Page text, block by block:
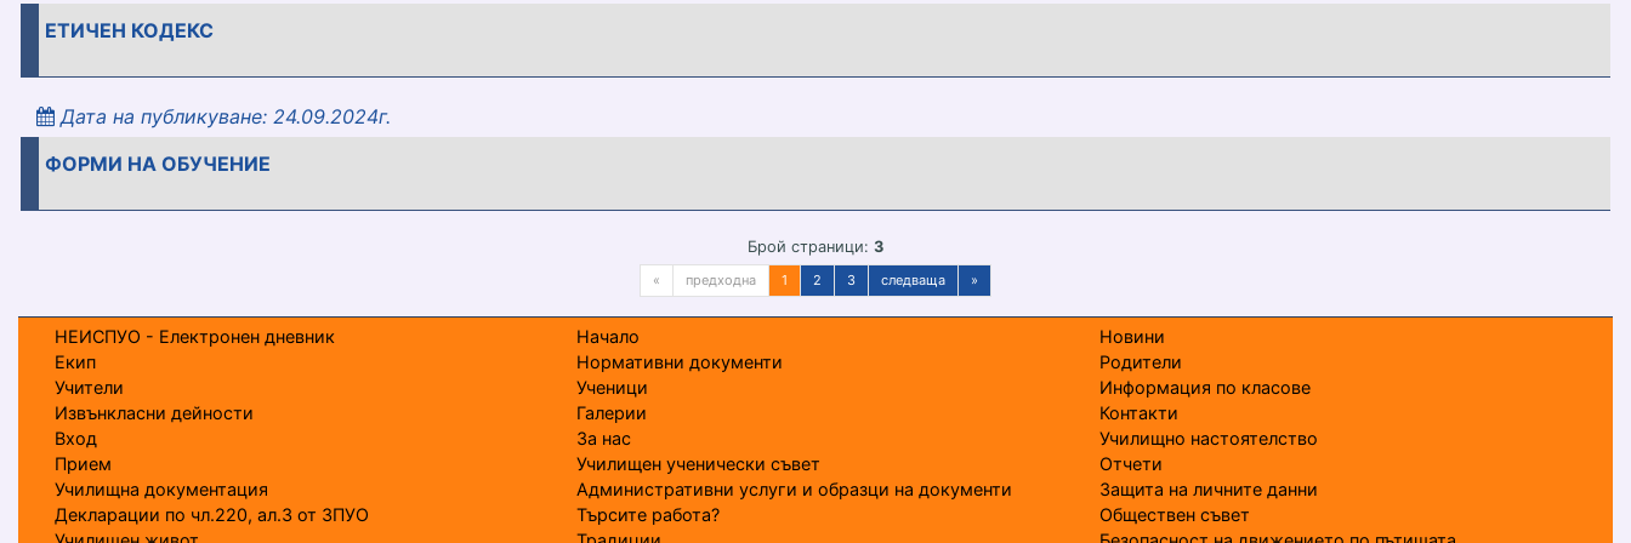
ЕТИЧЕН КОДЕКС
Дата на публикуване: 24.09.2024г.
ФОРМИ НА ОБУЧЕНИЕ
Брой страници: 3
« предходна 1 2 3 следваща »
НЕИСПУО - Електронен дневник Начало
Новини
Екип
Нормативни документи
Родители
Учители
Ученици
Информация по класове
Извънкласни дейности
Галерии
Контакти
Вход
За нас
Училищно настоятелство
Прием
Училищен ученически съвет
Отчети
Училищна документация
Административни услуги и образци на документи
Защита на личните данни
Декларации по чл.220, ал.3 от ЗПУО
Търсите работа?
Обществен съвет